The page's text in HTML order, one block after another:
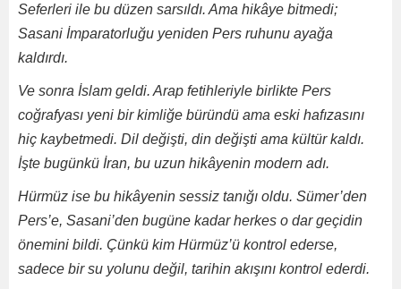
Seferleri ile bu düzen sarsıldı. Ama hikâye bitmedi;
Sasani İmparatorluğu yeniden Pers ruhunu ayağa
kaldırdı.
Ve sonra İslam geldi. Arap fetihleriyle birlikte Pers
coğrafyası yeni bir kimliğe büründü ama eski hafızasını
hiç kaybetmedi. Dil değişti, din değişti ama kültür kaldı.
İşte bugünkü İran, bu uzun hikâyenin modern adı.
Hürmüz ise bu hikâyenin sessiz tanığı oldu. Sümer’den
Pers’e, Sasani’den bugüne kadar herkes o dar geçidin
önemini bildi. Çünkü kim Hürmüz’ü kontrol ederse,
sadece bir su yolunu değil, tarihin akışını kontrol ederdi.